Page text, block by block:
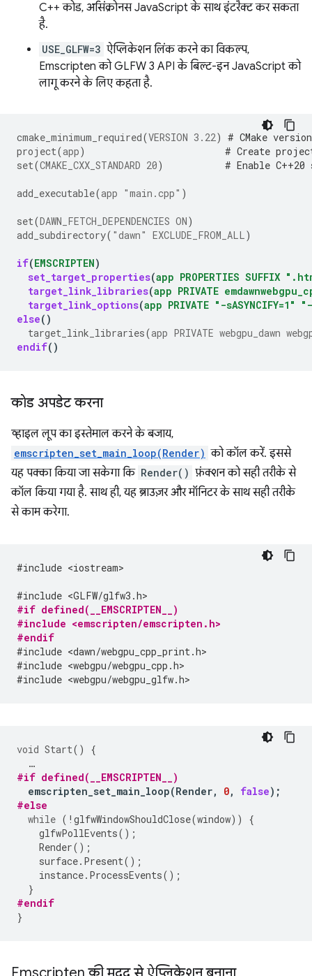
C++ कोड, असिंक्रोनस JavaScript के साथ इंटरैक्ट कर सकता
है.
USE_GLFW=3 ऐप्लिकेशन लिंक करने का विकल्प,
Emscripten को GLFW 3 API के बिल्ट-इन JavaScript को
लागू करने के लिए कहता है.
cmake_minimum_required(VERSION 3.22) # CMake
project(app)
# Create
set(CMAKE_CXX_STANDARD 20) # Enable C++20
add_executable(app "main.cpp" )
set(DAWN_FETCH_DEPENDENCIES ON)
add_subdirectory( "dawn" EXCLUDE_FROM_ALL)
if(EMSCRIPTEN)
set_target_properties(app PROPERTIES SUFFIX
target_link_libraries(app PRIVATE
target_link_options(app PRIVATE "-sASYNCIFY=1"
"-
else()
target_link_libraries(app PRIVATE webgpu_dawn
endif()
कोड अपडेट करना
व्हाइल लूप का इस्तेमाल करने के बजाय,
emscripten_set_main_loop(Render) को कॉल करें. इससे
यह पक्का किया जा सकेगा कि Render() फ़ंक्शन को सही तरीके से
कॉल किया गया है. साथ ही, यह ब्राउज़र और मॉनिटर के साथ सही तरीके
से काम करेगा.
#include <iostream>
#include <GLFW/glfw3.h>
#if defined(__EMSCRIPTEN__)
#include <emscripten/emscripten.h>
#endif
#include <dawn/webgpu_cpp_print.h>
#include <webgpu/webgpu_cpp.h>
#include <webgpu/webgpu_glfw.h>
void Start()
{
…
#if defined(__EMSCRIPTEN__)
emscripten_set_main_loop(Render, 0, false);
#else
while ( ! glfwWindowShouldClose(window))
{
glfwPollEvents();
Render();
surface. Present();
instance. ProcessEvents();
}
#endif
}